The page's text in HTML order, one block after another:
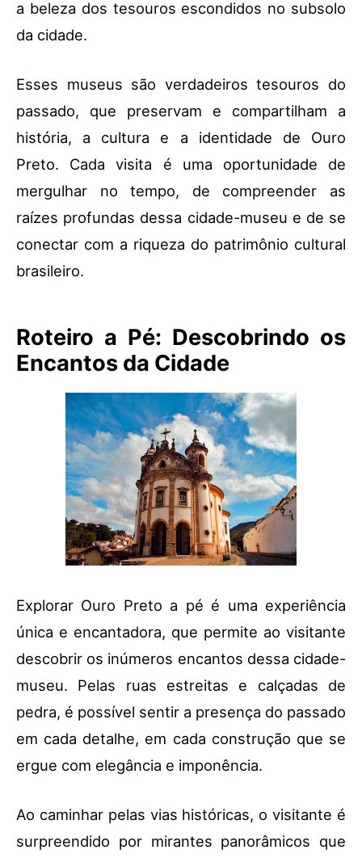
a beleza dos tesouros escondidos no subsolo
da cidade.
Esses museus são verdadeiros tesouros do
passado, que preservam e compartilham a
história, a cultura e a identidade de Ouro
Preto. Cada visita é uma oportunidade de
mergulhar no tempo, de compreender as
raízes profundas dessa cidade-museu e de se
conectar com a riqueza do patrimônio cultural
brasileiro.
Roteiro a Pé: Descobrindo os
Encantos da Cidade
Explorar Ouro Preto a pé é uma experiência
única e encantadora, que permite ao visitante
descobrir os inúmeros encantos dessa cidade-
museu. Pelas ruas estreitas e calçadas de
pedra, é possível sentir a presença do passado
em cada detalhe, em cada construção que se
ergue com elegância e imponência.
Ao caminhar pelas vias históricas, o visitante é
surpreendido por mirantes panorâmicos que